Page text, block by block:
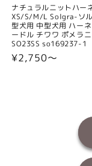
ナチュラルニットハー
XS/S/M/L Solgra-ソ
型犬用 中型犬用 ハー
ードル チワワ ポメラ
SO23SS so169237-1
通
¥2,750〜